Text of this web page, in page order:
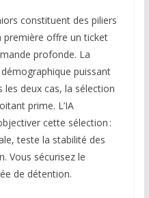
constituent des piliers
première offre un ticket
profonde. La
puissant
les deux cas, la sélection
prime. L’IA
cette sélection :
teste la stabilité des
Vous sécurisez le
de détention.